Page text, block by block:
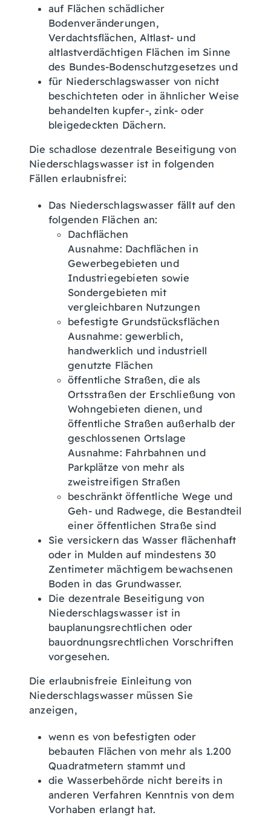
auf Flächen schädlicher
Bodenveränderungen,
Verdachtsflächen, Altlast- und
altlastverdächtigen Flächen im Sinne
des Bundes-Bodenschutzgesetzes und
für Niederschlagswasser von nicht
beschichteten oder in ähnlicher Weise
behandelten kupfer-, zink- oder
bleigedeckten Dächern.
Die schadlose dezentrale Beseitigung von
Niederschlagswasser ist in folgenden
Fällen erlaubnisfrei:
Das Niederschlagswasser fällt auf den
folgenden Flächen an:
Dachflächen
Ausnahme: Dachflächen in
Gewerbegebieten und
Industriegebieten sowie
Sondergebieten mit
vergleichbaren Nutzungen
befestigte Grundstücksflächen
Ausnahme: gewerblich,
handwerklich und industriell
genutzte Flächen
öffentliche Straßen, die als
Ortsstraßen der Erschließung von
Wohngebieten dienen, und
öffentliche Straßen außerhalb der
geschlossenen Ortslage
Ausnahme: Fahrbahnen und
Parkplätze von mehr als
zweistreifigen Straßen
beschränkt öffentliche Wege und
Geh- und Radwege, die Bestandteil
einer öffentlichen Straße sind
Sie versickern das Wasser flächenhaft
oder in Mulden auf mindestens 30
Zentimeter mächtigem bewachsenen
Boden in das Grundwasser.
Die dezentrale Beseitigung von
Niederschlagswasser ist in
bauplanungsrechtlichen oder
bauordnungsrechtlichen Vorschriften
vorgesehen.
Die erlaubnisfreie Einleitung von
Niederschlagswasser müssen Sie
anzeigen,
wenn es von befestigten oder
bebauten Flächen von mehr als 1.200
Quadratmetern stammt und
die Wasserbehörde nicht bereits in
anderen Verfahren Kenntnis von dem
Vorhaben erlangt hat.